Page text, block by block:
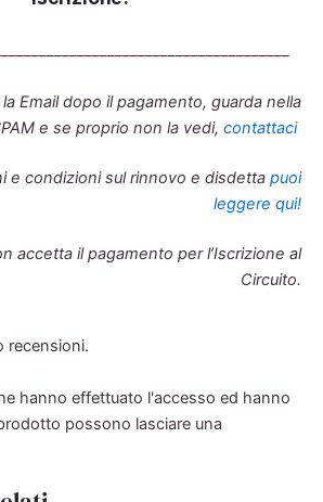
Email dopo il pagamento, guarda nella
e se proprio non la vedi, contattaci
e condizioni sul rinnovo e disdetta puoi
leggere qui!
accetta il pagamento per l’Iscrizione al
Circuito.
recensioni.
hanno effettuato l'accesso ed hanno
possono lasciare una